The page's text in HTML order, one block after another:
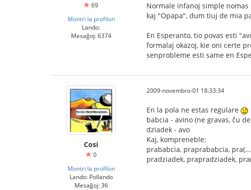
69
Montri la profilon
Lando:
Mesaĝoj: 6374
Normale infanoj simple
kaj "Opapa", dum tiuj de mia
En Esperanto, tio povas esti
formalaj okazoj, kie oni certe
senprobleme esti same en
Cosi
0
Montri la profilon
Lando: Pollando
Mesaĝoj: 36
2009-novembro-01 18:33:34
En la pola ne estas regulare
babcia - avino (ne gravas, ĉu
dziadek - avo
Kaj, kompreneble:
prababcia, praprababcia,
pradziadek, prapradziadek,